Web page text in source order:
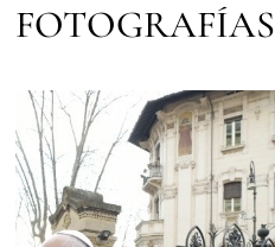
FOTOGRAFÍAS